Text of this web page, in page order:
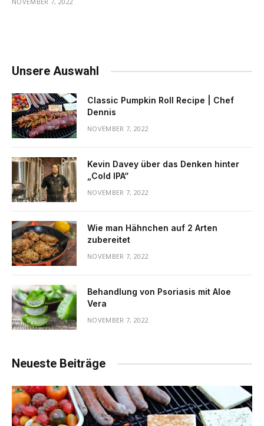
Unsere Auswahl
Classic Pumpkin Roll Recipe | Chef
Dennis
NOVEMBER 7, 2022
Kevin Davey über das Denken hinter
„Cold IPA“
NOVEMBER 7, 2022
Wie man Hähnchen auf 2 Arten
zubereitet
NOVEMBER 7, 2022
Behandlung von Psoriasis mit Aloe
Vera
NOVEMBER 7, 2022
Neueste Beiträge